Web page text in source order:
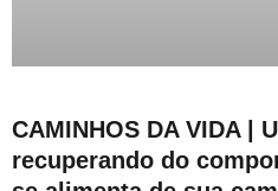
CAMINHOS DA VIDA |
recuperando do